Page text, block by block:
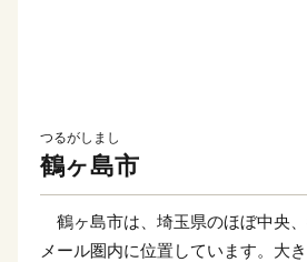
つるがしまし
鶴ヶ島市
鶴ヶ島市は、埼玉県のほぼ中央
メール圏内に位置しています。大